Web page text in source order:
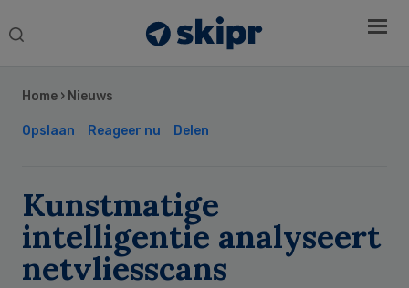
Search
Home › Nieuws
Opslaan Reageer nu Delen
Kunstmatige
intelligentie analyseert
netvliesscans
Sidebar